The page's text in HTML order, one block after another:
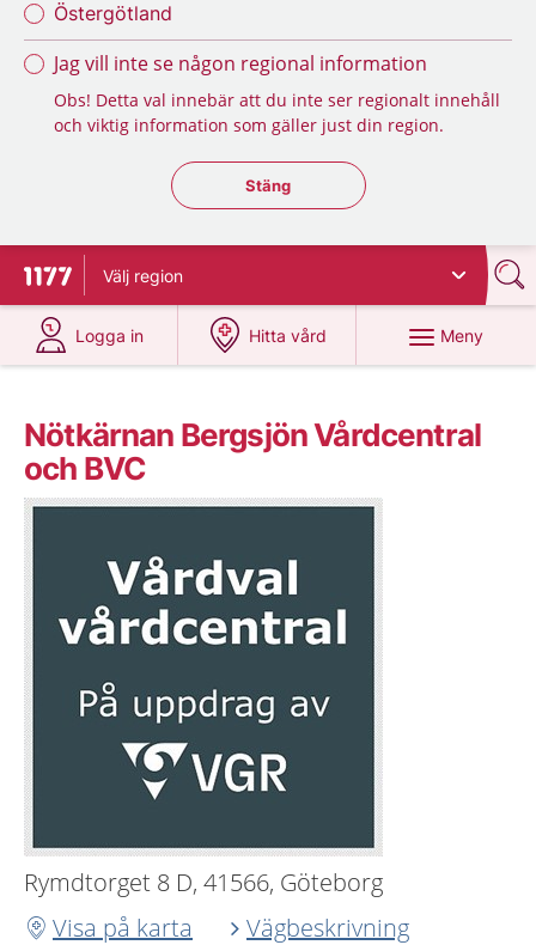
Östergötland
Jag vill inte se någon regional information
Obs! Detta val innebär att du inte ser regionalt innehåll
och viktig information som gäller just din region.
Stäng regionsväljaren
Stäng
Till startsidan för 1177
Välj region
Logga in
på 1177.se
Hitta vård
på 1177.se
Meny
Nötkärnan Bergsjön Vårdcentral
och BVC
Rymdtorget 8 D, 41566, Göteborg
Visa på karta
Vägbeskrivning